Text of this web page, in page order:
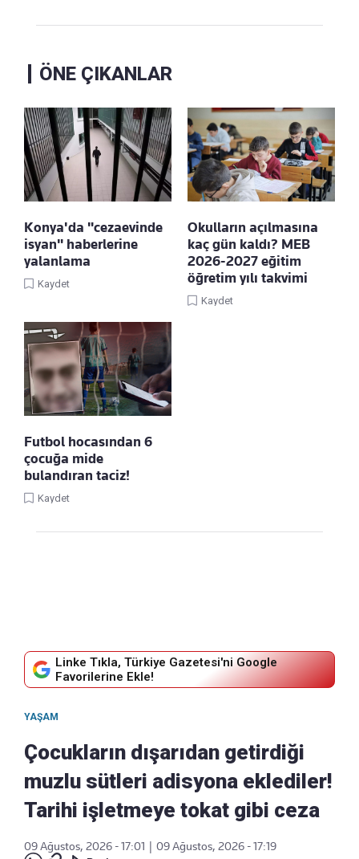
ÖNE ÇIKANLAR
Konya'da "cezaevinde
isyan" haberlerine
yalanlama
Kaydet
Okulların açılmasına
kaç gün kaldı? MEB
2026-2027 eğitim
öğretim yılı takvimi
Kaydet
Futbol hocasından 6
çocuğa mide
bulandıran taciz!
Kaydet
Linke Tıkla, Türkiye Gazetesi'ni Google
Favorilerine Ekle!
YAŞAM
Çocukların dışarıdan getirdiği
muzlu sütleri adisyona eklediler!
Tarihi işletmeye tokat gibi ceza
09 Ağustos, 2026 - 17:01
09 Ağustos, 2026 - 17:19